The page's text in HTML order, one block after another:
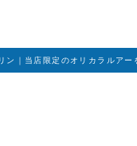
ン｜当店限定のオリカラルアー